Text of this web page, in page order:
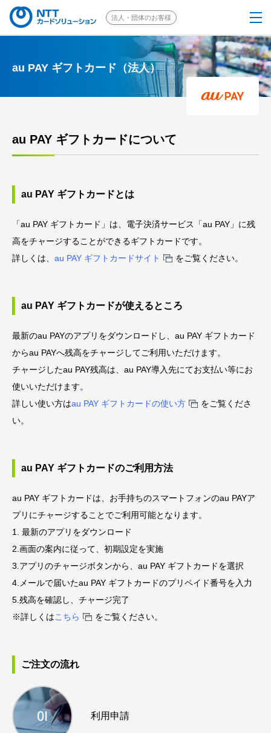
法人・団体のお客様
採用事例
ソリューション
デジタルギフト活用ラボ
au PAY ギフトカード（法人）
au PAY ギフトカードについて
au PAY ギフトカードとは
「au PAY ギフトカード」は、電子決済サービス「au PAY」に残
高をチャージすることができるギフトカードです。
詳しくは、 au PAY ギフトカードサイト をご覧ください。
au PAY ギフトカードが使えるところ
最新のau PAYのアプリをダウンロードし、au PAY ギフトカード
からau PAYへ残高をチャージしてご利用いただけます。
チャージしたau PAY残高は、au PAY導入先にてお支払い等にお
使いいただけます。
詳しい使い方はau PAY ギフトカードの使い方
をご覧くださ
い。
au PAY ギフトカードのご利用方法
au PAY ギフトカードは、お手持ちのスマートフォンのau PAYア
プリにチャージすることでご利用可能となります。
1. 最新のアプリをダウンロード
2.画面の案内に従って、初期設定を実施
3.アプリのチャージボタンから、au PAY ギフトカードを選択
4.メールで届いたau PAY ギフトカードのプリペイド番号を入力
5.残高を確認し、チャージ完了
※詳しくはこちら をご覧ください。
ご注文の流れ
01 利用申請